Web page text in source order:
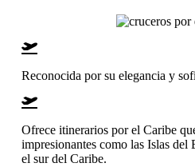
Reconocida por su elegancia y
Ofrece itinerarios por el Caribe
impresionantes como las Islas del
el sur del Caribe.